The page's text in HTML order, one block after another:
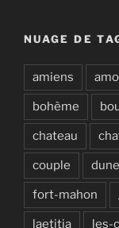
NUAGE DE
amiens
bohème
chateau
couple
fort-mahon
laetitia les-